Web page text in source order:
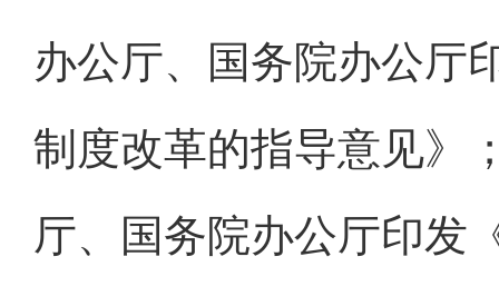
办公厅、国务院办公厅
制度改革的指导意见》
厅、国务院办公厅印发